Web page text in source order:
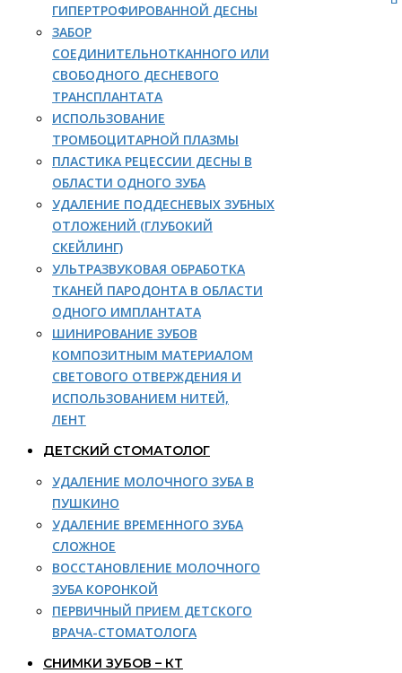
ГИПЕРТРОФИРОВАННОЙ ДЕСНЫ
ЗАБОР
СОЕДИНИТЕЛЬНОТКАННОГО ИЛИ
СВОБОДНОГО ДЕСНЕВОГО
ТРАНСПЛАНТАТА
ИСПОЛЬЗОВАНИЕ
ТРОМБОЦИТАРНОЙ ПЛАЗМЫ
ПЛАСТИКА РЕЦЕССИИ ДЕСНЫ В
ОБЛАСТИ ОДНОГО ЗУБА
УДАЛЕНИЕ ПОДДЕСНЕВЫХ ЗУБНЫХ
ОТЛОЖЕНИЙ (ГЛУБОКИЙ
СКЕЙЛИНГ)
УЛЬТРАЗВУКОВАЯ ОБРАБОТКА
ТКАНЕЙ ПАРОДОНТА В ОБЛАСТИ
ОДНОГО ИМПЛАНТАТА
ШИНИРОВАНИЕ ЗУБОВ
КОМПОЗИТНЫМ МАТЕРИАЛОМ
СВЕТОВОГО ОТВЕРЖДЕНИЯ И
ИСПОЛЬЗОВАНИЕМ НИТЕЙ,
ЛЕНТ
ДЕТСКИЙ СТОМАТОЛОГ
УДАЛЕНИЕ МОЛОЧНОГО ЗУБА В
ПУШКИНО
УДАЛЕНИЕ ВРЕМЕННОГО ЗУБА
СЛОЖНОЕ
ВОССТАНОВЛЕНИЕ МОЛОЧНОГО
ЗУБА КОРОНКОЙ
ПЕРВИЧНЫЙ ПРИЕМ ДЕТСКОГО
ВРАЧА-СТОМАТОЛОГА
СНИМКИ ЗУБОВ – КТ